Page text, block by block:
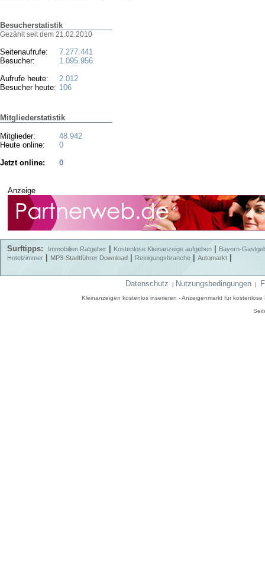
Besucherstatistik
Gezählt seit dem 21.02.2010
Seitenaufrufe:
Besucher:
Aufrufe heute:
Besucher heute:
7.277.441
1.095.956
2.012
106
Mitgliederstatistik
Mitglieder:
Heute online:
48.942
0
Jetzt online:
0
Anzeige
Surftipps: Immobilien Ratgeber Kostenlose Kleinanzeige aufgeben
Bayern-
Hotelzimmer
MP3-Stadtführer Download Reinigungsbranche Automarkt
Datenschutz | Nutzungsbedingungen |
Kleinanzeigen kostenlos inserieren - Anzeigenmarkt für